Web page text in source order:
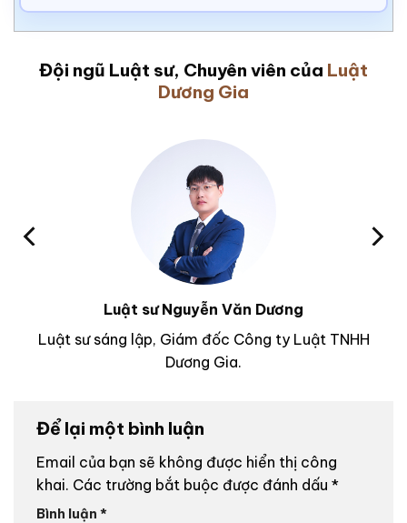
Đội ngũ Luật sư, Chuyên viên của Luật
Dương Gia
Luật sư Nguyễn Văn Dương
Luật sư sáng lập, Giám đốc Công ty Luật TNHH
Dương Gia.
Để lại một bình luận
Email của bạn sẽ không được hiển thị công
khai. Các trường bắt buộc được đánh dấu *
Bình luận *